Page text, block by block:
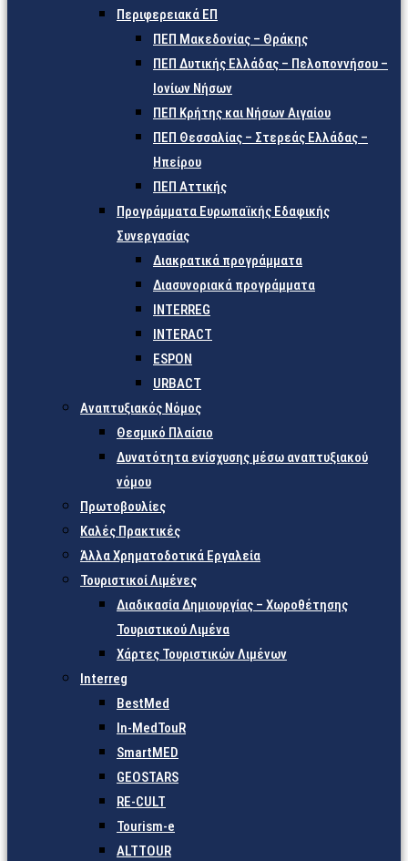
Περιφερειακά ΕΠ
ΠΕΠ Μακεδονίας – Θράκης
ΠΕΠ Δυτικής Ελλάδας – Πελοποννήσου –
Ιονίων Νήσων
ΠΕΠ Κρήτης και Νήσων Αιγαίου
ΠΕΠ Θεσσαλίας – Στερεάς Ελλάδας –
Ηπείρου
ΠΕΠ Αττικής
Προγράμματα Ευρωπαϊκής Εδαφικής
Συνεργασίας
Διακρατικά προγράμματα
Διασυνοριακά προγράμματα
INTERREG
INTERACT
ESPON
URBACT
Αναπτυξιακός Νόμος
Θεσμικό Πλαίσιο
Δυνατότητα ενίσχυσης μέσω αναπτυξιακού
νόμου
Πρωτοβουλίες
Καλές Πρακτικές
Άλλα Χρηματοδοτικά Εργαλεία
Τουριστικοί Λιμένες
Διαδικασία Δημιουργίας – Χωροθέτησης
Τουριστικού Λιμένα
Χάρτες Τουριστικών Λιμένων
Interreg
BestMed
In-MedTouR
SmartMED
GEOSTARS
RE-CULT
Tourism-e
ALTTOUR